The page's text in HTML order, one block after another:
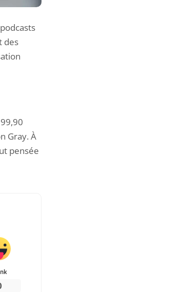
des
Gray. À
pensée